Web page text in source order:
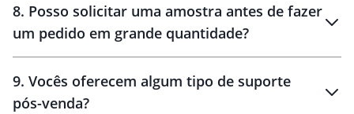
8. Posso solicitar uma amostra antes de fazer
um pedido em grande quantidade?
9. Vocês oferecem algum tipo de suporte
pós-venda?